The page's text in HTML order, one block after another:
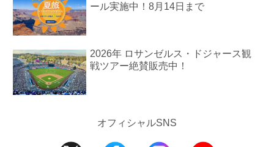
ール実施中！8月14日まで
2026年 ロサンゼルス・ドジャース観
戦ツアー絶賛販売中！
オフィシャルSNS